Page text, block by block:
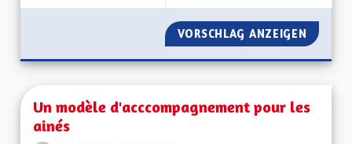
VORSCHLAG ANZEIGEN UN
Un modèle d'acccompagnement pour les
ainés